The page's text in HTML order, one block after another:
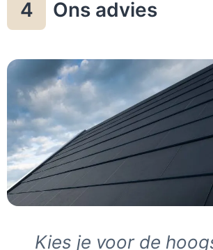
4 Ons advies
Kies je voor de